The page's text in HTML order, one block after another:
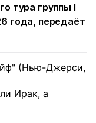
тура группы I
года, передаёт
(Нью-Джерси,
Ирак, а